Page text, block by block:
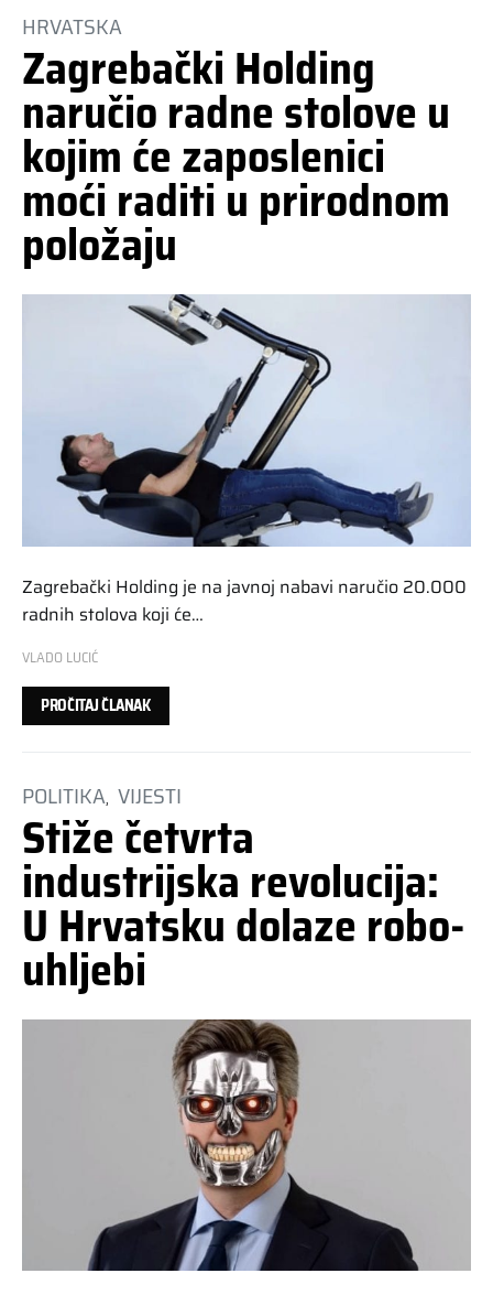
HRVATSKA
Zagrebački Holding
naručio radne stolove u
kojim će zaposlenici
moći raditi u prirodnom
položaju
Zagrebački Holding je na javnoj nabavi naručio 20.000
radnih stolova koji će…
VLADO LUCIĆ
PROČITAJ ČLANAK
POLITIKA VIJESTI
Stiže četvrta
industrijska revolucija:
U Hrvatsku dolaze robo-
uhljebi